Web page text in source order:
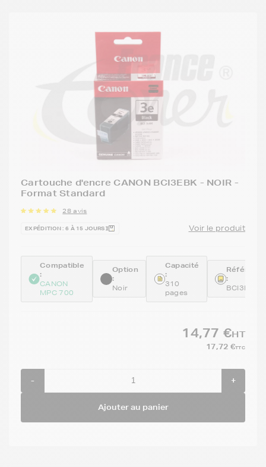
Cartouche d'encre CANON BCI3EBK - NOIR -
Format Standard
28 avis
EXPÉDITION : 6 À 15 JOURS Voir le produit
Compatible
:
CANON
MPC 700
Option
:
Noir
Capacité
:
310
pages
:
BCI3EBK
14,77 €HT
17,72 €TTC
- +
Ajouter au panier